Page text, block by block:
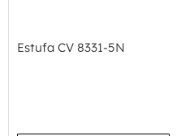
Estufa CV 8331-5N